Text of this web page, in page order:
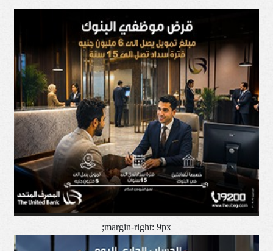
margin-right: 9px;